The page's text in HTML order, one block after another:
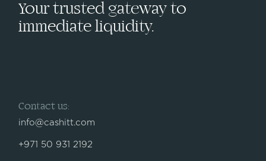
Your trusted gateway to
immediate liquidity.
Contact us:
info@cashitt.com
+971 50 931 2192